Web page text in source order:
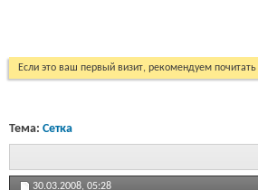
Если это ваш первый визит, рекомендуем почитать
Тема: Сетка
30.03.2008, 05:28